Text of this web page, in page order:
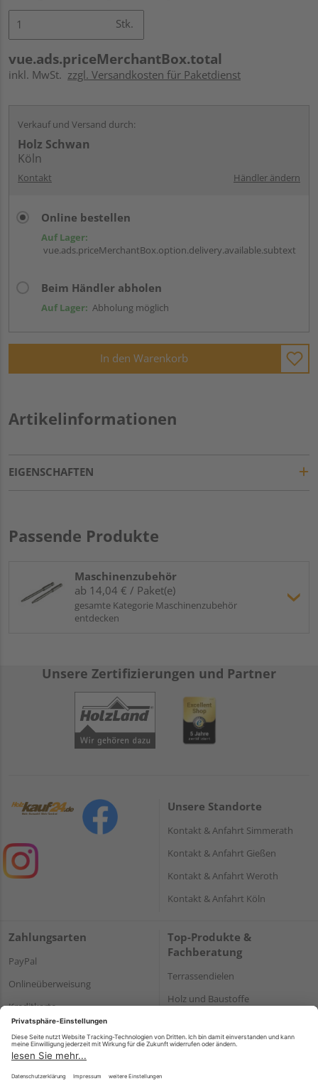
Stk.
vue.ads.priceMerchantBox.total
inkl. MwSt. zzgl. Versandkosten für Paketdienst
Verkauf und Versand durch:
Holz Schwan
Köln
Kontakt Händler ändern
Online bestellen
Auf Lager:
vue.ads.priceMerchantBox.option.delivery.available.subtext
Beim Händler abholen
Auf Lager: Abholung möglich
In den Warenkorb
Artikelinformationen
EIGENSCHAFTEN
Passende Produkte
Maschinenzubehör
ab 14,04 € / Paket(e)
gesamte Kategorie Maschinenzubehör
entdecken
Unsere Zertifizierungen und Partner
Unsere Standorte
Kontakt & Anfahrt Simmerath
Kontakt & Anfahrt Gießen
Kontakt & Anfahrt Weroth
Kontakt & Anfahrt Köln
Zahlungsarten
PayPal
Onlineüberweisung
Kreditkarte
Rechnung*
*Bonität vorausgesetzt
Top-Produkte &
Fachberatung
Terrassendielen
Holz und Baustoffe